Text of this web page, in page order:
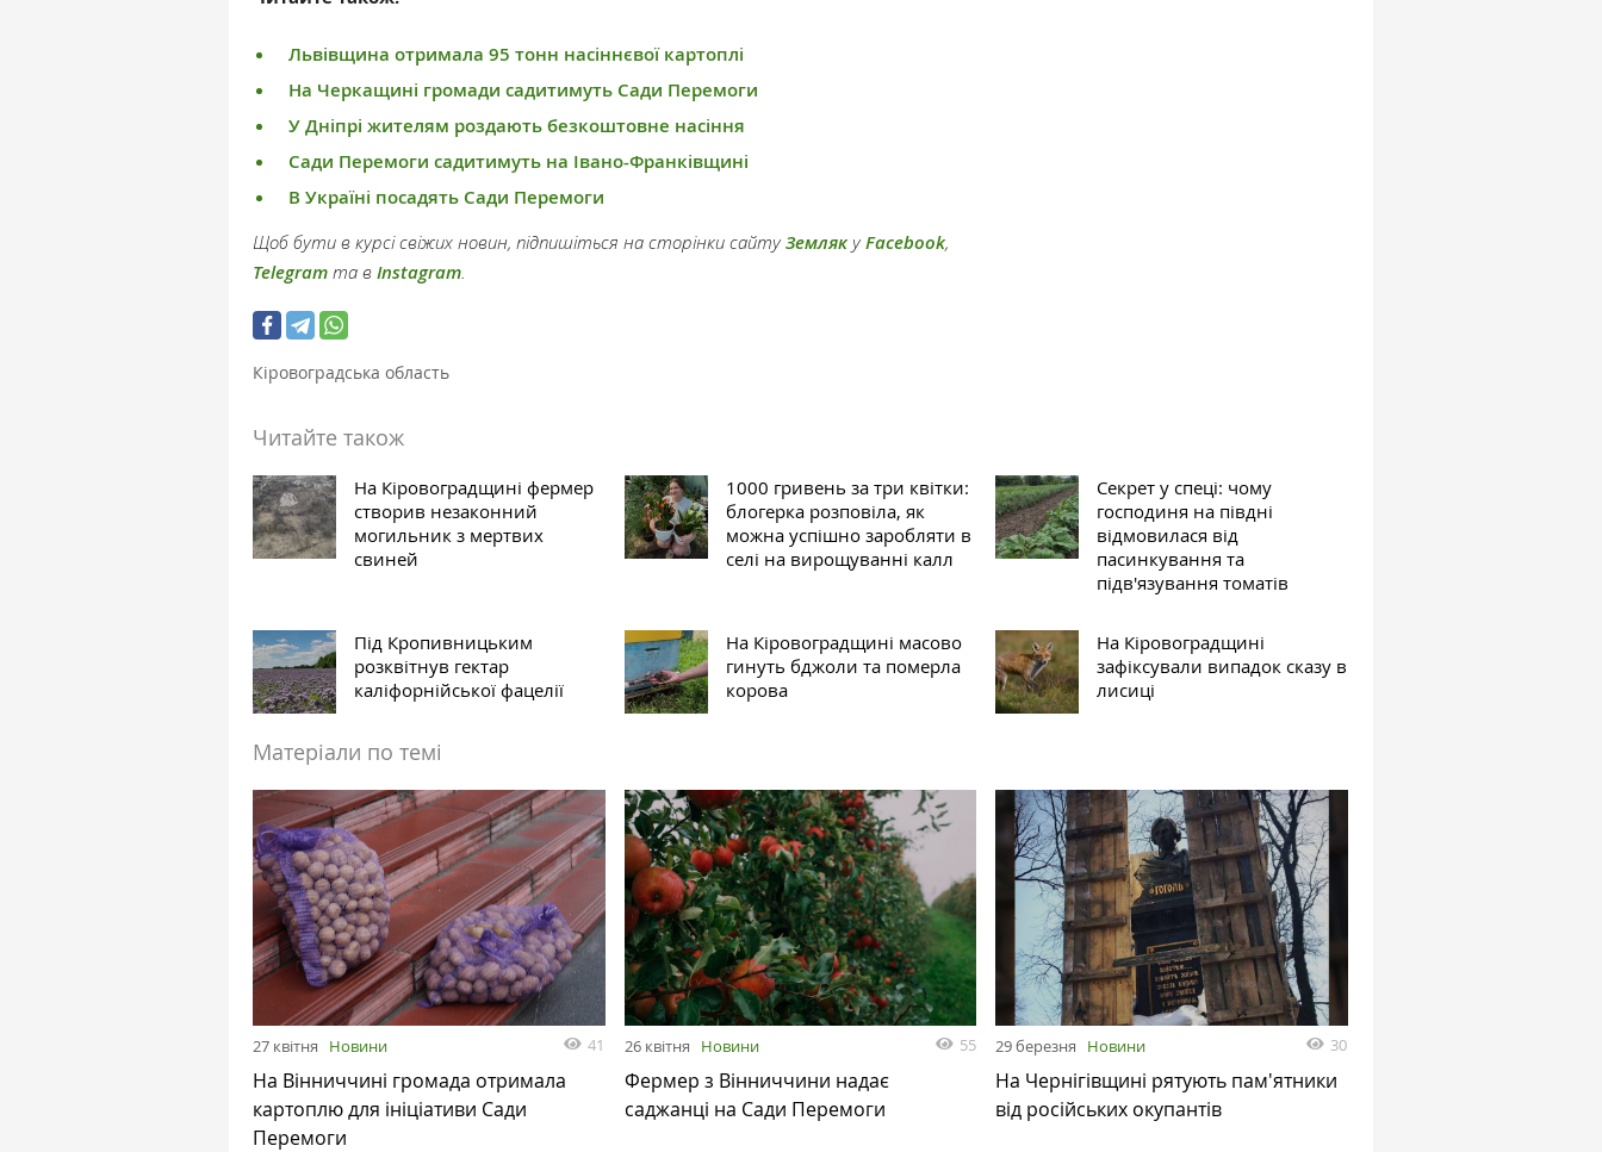
Львівщина отримала 95 тонн насіннєвої картоплі
На Черкащині громади садитимуть Сади Перемоги
У Дніпрі жителям роздають безкоштовне насіння
Сади Перемоги садитимуть на Івано-Франківщині
В Україні посадять Сади Перемоги
Щоб бути в курсі свіжих новин, підпишіться на сторінки сайтуЗемлякуFacebook,
Telegram та в Instagram.
Кіровоградська область
Читайте також
На Кіровоградщині фермер
створив незаконний
могильник з мертвих
свиней
1000 гривень за три квітки:
блогерка розповіла, як
можна успішно заробляти в
селі на вирощуванні калл
Секрет у спеці: чому
господиня на півдні
відмовилася від
пасинкування та
підв'язування томатів
Під Кропивницьким
розквітнув гектар
каліфорнійської фацелії
На Кіровоградщині масово
гинуть бджоли та померла
корова
На Кіровоградщині
зафіксували випадок сказу в
лисиці
Матеріали по темі
27 квітня Новини 41
На Вінниччині громада отримала
картоплю для ініціативи Сади
Перемоги
26 квітня Новини 55
Фермер з Вінниччини надає
саджанці на Сади Перемоги
29 березня Новини 30
На Чернігівщині рятують пам'ятники
від російських окупантів